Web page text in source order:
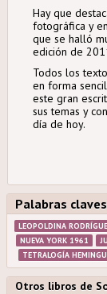
Hay que
fotográfica y
que se halló
edición de
Todos los
en forma
este gran
sus temas y
día de hoy.
Palabras claves
LEOPOLDINA
NUEVA YORK 1961
TETRALOGÍA
Otros libros de